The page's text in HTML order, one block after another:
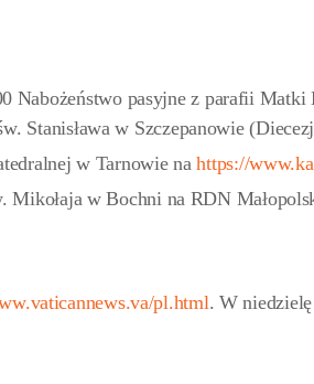
Nabożeństwo pasyjne z parafii Matki
Stanisława w Szczepanowie
w Tarnowie nahttps://
w Bochni na RDN
pl.html. W